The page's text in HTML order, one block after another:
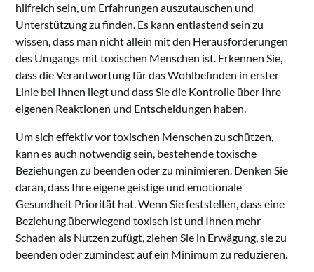
hilfreich sein, um Erfahrungen auszutauschen und
Unterstützung zu finden. Es kann entlastend sein zu
wissen, dass man nicht allein mit den Herausforderungen
des Umgangs mit toxischen Menschen ist. Erkennen Sie,
dass die Verantwortung für das Wohlbefinden in erster
Linie bei Ihnen liegt und dass Sie die Kontrolle über Ihre
eigenen Reaktionen und Entscheidungen haben.
Um sich effektiv vor toxischen Menschen zu schützen,
kann es auch notwendig sein, bestehende toxische
Beziehungen zu beenden oder zu minimieren. Denken Sie
daran, dass Ihre eigene geistige und emotionale
Gesundheit Priorität hat. Wenn Sie feststellen, dass eine
Beziehung überwiegend toxisch ist und Ihnen mehr
Schaden als Nutzen zufügt, ziehen Sie in Erwägung, sie zu
beenden oder zumindest auf ein Minimum zu reduzieren.